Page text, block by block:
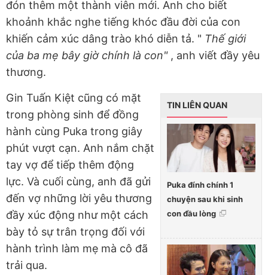
đón thêm một thành viên mới. Anh cho biết
khoảnh khắc nghe tiếng khóc đầu đời của con
khiến cảm xúc dâng trào khó diễn tả. " Thế giới
của ba mẹ bây giờ chính là con" , anh viết đầy yêu
thương.
TIN LIÊN QUAN
Puka đính chính 1
chuyện sau khi sinh
con đầu lòng
Gin Tuấn Kiệt cũng có mặt
trong phòng sinh để đồng
hành cùng Puka trong giây
phút vượt cạn. Anh nắm chặt
tay vợ để tiếp thêm động
lực. Và cuối cùng, anh đã gửi
đến vợ những lời yêu thương
đầy xúc động như một cách
bày tỏ sự trân trọng đối với
hành trình làm mẹ mà cô đã
trải qua.